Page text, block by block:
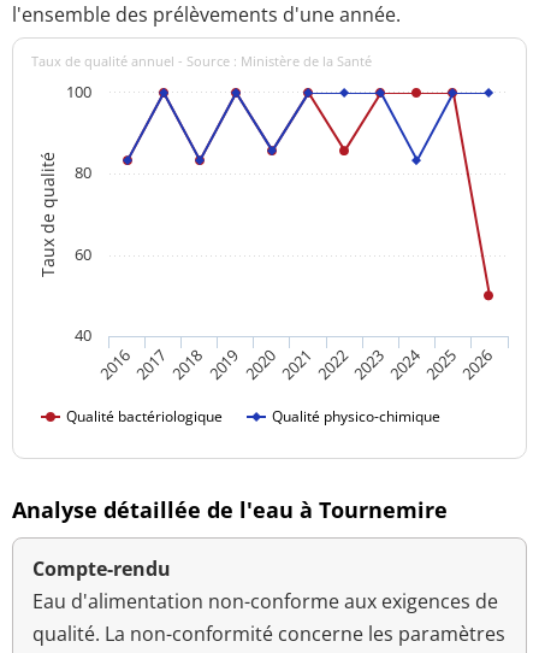
l'ensemble des prélèvements d'une année.
Taux de qualité
Taux de qualité annuel - Source : Ministère de la Santé
Qualité bactériologique Qualité physico-chimique
20162017 201820192020202120222023202420252026
40
60
80
100
Analyse détaillée de l'eau à Tournemire
Compte-rendu
Eau d'alimentation non-conforme aux exigences de
qualité. La non-conformité concerne les paramètres